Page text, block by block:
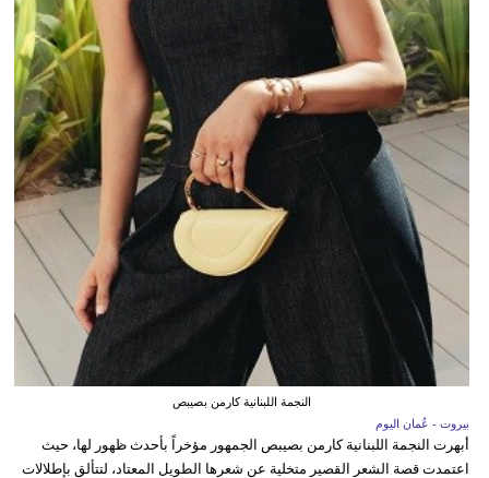
النجمة اللبنانية كارمن بصيبص
بيروت - عُمان اليوم
أبهرت النجمة اللبنانية كارمن بصيبص الجمهور مؤخراً بأحدث ظهور لها، حيث
اعتمدت قصة الشعر القصير متخلية عن شعرها الطويل المعتاد، لتتألق بإطلالات